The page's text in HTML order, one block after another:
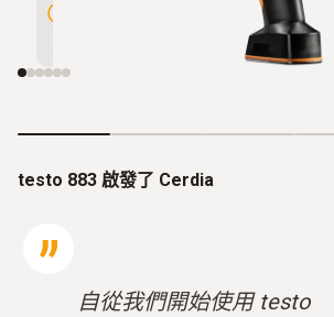
SuperResolution 技術擴展至
testo 883 啟發了 Cerdia
自從我們開始使用 testo